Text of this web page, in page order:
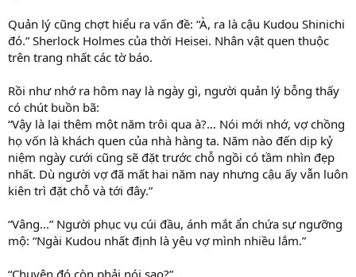
Quản lý cũng chợt hiểu ra vấn đề: “À, ra là cậu Kudou Shinichi
đó.” Sherlock Holmes của thời Heisei. Nhân vật quen thuộc
trên trang nhất các tờ báo.
Rồi như nhớ ra hôm nay là ngày gì, người quản lý bỗng thấy
có chút buồn bã:
“Vậy là lại thêm một năm trôi qua à?… Nói mới nhớ, vợ chồng
họ vốn là khách quen của nhà hàng ta. Năm nào đến dịp kỷ
niệm ngày cưới cũng sẽ đặt trước chỗ ngồi có tầm nhìn đẹp
nhất. Dù người vợ đã mất hai năm nay nhưng cậu ấy vẫn luôn
kiên trì đặt chỗ và tới đây.”
“Vâng...” Người phục vụ cúi đầu, ánh mắt ẩn chứa sự ngưỡng
mộ: “Ngài Kudou nhất định là yêu vợ mình nhiều lắm.”
“Chuyện đó còn phải nói sao?”